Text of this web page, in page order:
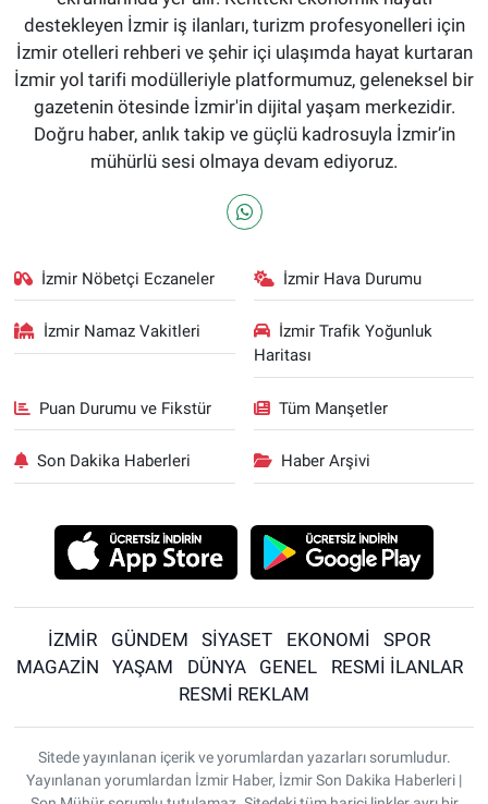
destekleyen İzmir iş ilanları, turizm profesyonelleri için
İzmir otelleri rehberi ve şehir içi ulaşımda hayat kurtaran
İzmir yol tarifi modülleriyle platformumuz, geleneksel bir
gazetenin ötesinde İzmir'in dijital yaşam merkezidir.
Doğru haber, anlık takip ve güçlü kadrosuyla İzmir’in
mühürlü sesi olmaya devam ediyoruz.
İzmir Nöbetçi Eczaneler İzmir Hava Durumu
İzmir Namaz Vakitleri
İzmir Trafik Yoğunluk
Haritası
Puan Durumu ve Fikstür Tüm Manşetler
Son Dakika Haberleri Haber Arşivi
İZMİR GÜNDEM SİYASET EKONOMİ
SPOR
MAGAZİN
YAŞAM DÜNYA GENEL
RESMİ İLANLAR
RESMİ REKLAM
Sitede yayınlanan içerik ve yorumlardan yazarları sorumludur.
Yayınlanan yorumlardan İzmir Haber, İzmir Son Dakika Haberleri |